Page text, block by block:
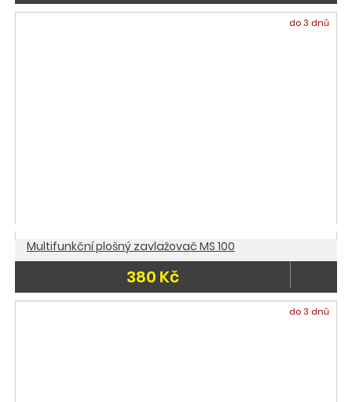
do 3 dnů
Multifunkční plošný zavlažovač MS 100
380 Kč
do 3 dnů